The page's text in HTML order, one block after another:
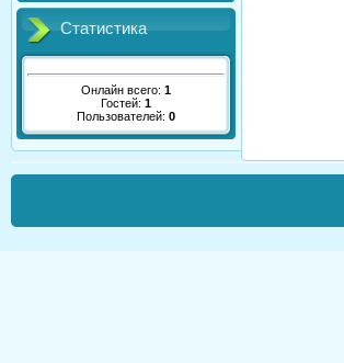
Статистика
Онлайн всего: 1
Гостей: 1
Пользователей: 0